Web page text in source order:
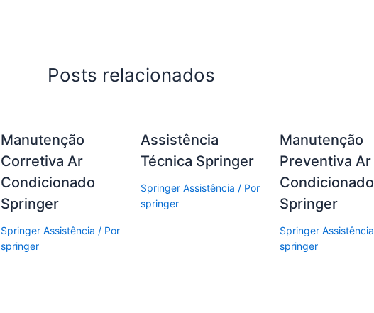
Posts relacionados
Manutenção
Corretiva Ar
Condicionado
Springer
Springer Assistência / Por
springer
Assistência
Técnica Springer
Springer Assistência / Por
springer
Manutenção
Preventiva Ar
Condicionado
Springer
Springer Assistência
springer